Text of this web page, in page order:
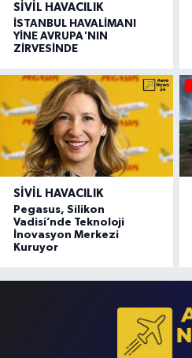
SIVIL HAVACILIK
İSTANBUL HAVALİMANI
YİNE AVRUPA'NIN
ZİRVESİNDE
SIVIL HAVACILIK
Pegasus, Silikon
Vadisi’nde Teknoloji
İnovasyon Merkezi
Kuruyor